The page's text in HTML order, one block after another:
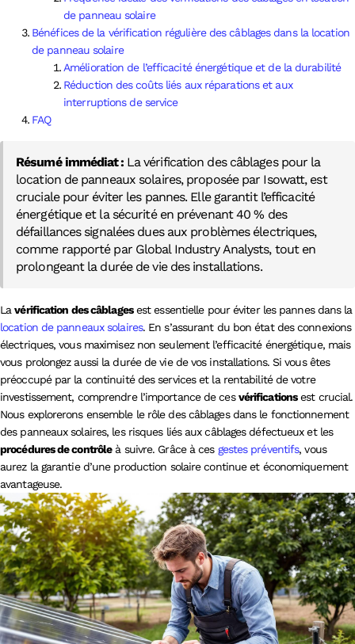
de panneau solaire
Bénéfices de la vérification régulière des câblages dans la location
de panneau solaire
Amélioration de l’efficacité énergétique et de la durabilité
Réduction des coûts liés aux réparations et aux
interruptions de service
FAQ
Résumé immédiat : La vérification des câblages pour la
location de panneaux solaires, proposée par Isowatt, est
cruciale pour éviter les pannes. Elle garantit l’efficacité
énergétique et la sécurité en prévenant 40 % des
défaillances signalées dues aux problèmes électriques,
comme rapporté par Global Industry Analysts, tout en
prolongeant la durée de vie des installations.
Lavérification des câblagesest essentielle pour éviter les pannes dans la
location de panneaux solaires. En s’assurant du bon état des connexions
électriques, vous maximisez non seulement l’efficacité énergétique, mais
vous prolongez aussi la durée de vie de vos installations. Si vous êtes
préoccupé par la continuité des services et la rentabilité de votre
investissement, comprendre l’importance de cesvérificationsest crucial.
Nous explorerons ensemble le rôle des câblages dans le fonctionnement
des panneaux solaires, les risques liés aux câblages défectueux et les
procédures de contrôleà suivre. Grâce à ces gestes préventifs, vous
aurez la garantie d’une production solaire continue et économiquement
avantageuse.